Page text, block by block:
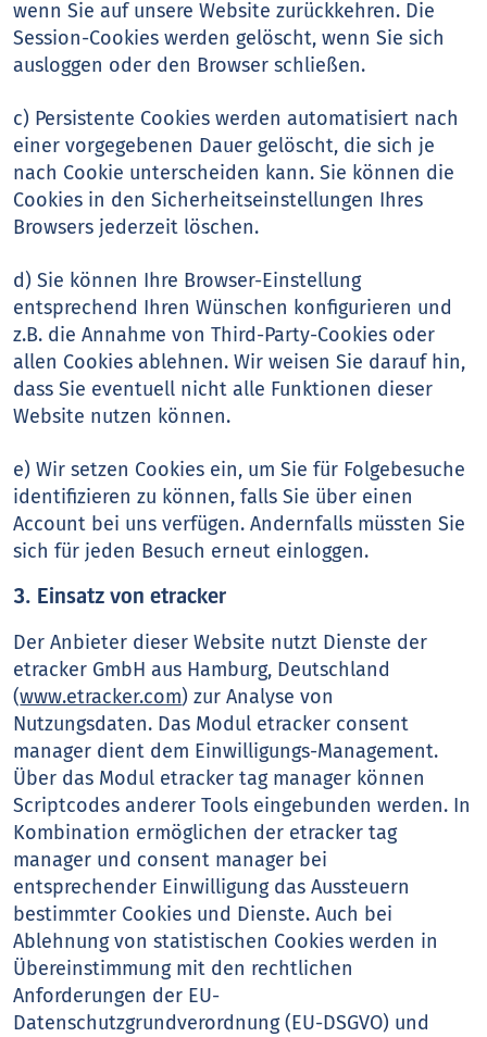
wenn Sie auf unsere Website zurückkehren. Die
Session-Cookies werden gelöscht, wenn Sie sich
ausloggen oder den Browser schließen.
c) Persistente Cookies werden automatisiert nach
einer vorgegebenen Dauer gelöscht, die sich je
nach Cookie unterscheiden kann. Sie können die
Cookies in den Sicherheitseinstellungen Ihres
Browsers jederzeit löschen.
d) Sie können Ihre Browser-Einstellung
entsprechend Ihren Wünschen konfigurieren und
z.B. die Annahme von Third-Party-Cookies oder
allen Cookies ablehnen. Wir weisen Sie darauf hin,
dass Sie eventuell nicht alle Funktionen dieser
Website nutzen können.
e) Wir setzen Cookies ein, um Sie für Folgebesuche
identifizieren zu können, falls Sie über einen
Account bei uns verfügen. Andernfalls müssten Sie
sich für jeden Besuch erneut einloggen.
3. Einsatz von etracker
Der Anbieter dieser Website nutzt Dienste der
etracker GmbH aus Hamburg, Deutschland
(www.etracker.com) zur Analyse von
Nutzungsdaten. Das Modul etracker consent
manager dient dem Einwilligungs-Management.
Über das Modul etracker tag manager können
Scriptcodes anderer Tools eingebunden werden. In
Kombination ermöglichen der etracker tag
manager und consent manager bei
entsprechender Einwilligung das Aussteuern
bestimmter Cookies und Dienste. Auch bei
Ablehnung von statistischen Cookies werden in
Übereinstimmung mit den rechtlichen
Anforderungen der EU-
Datenschutzgrundverordnung (EU-DSGVO) und